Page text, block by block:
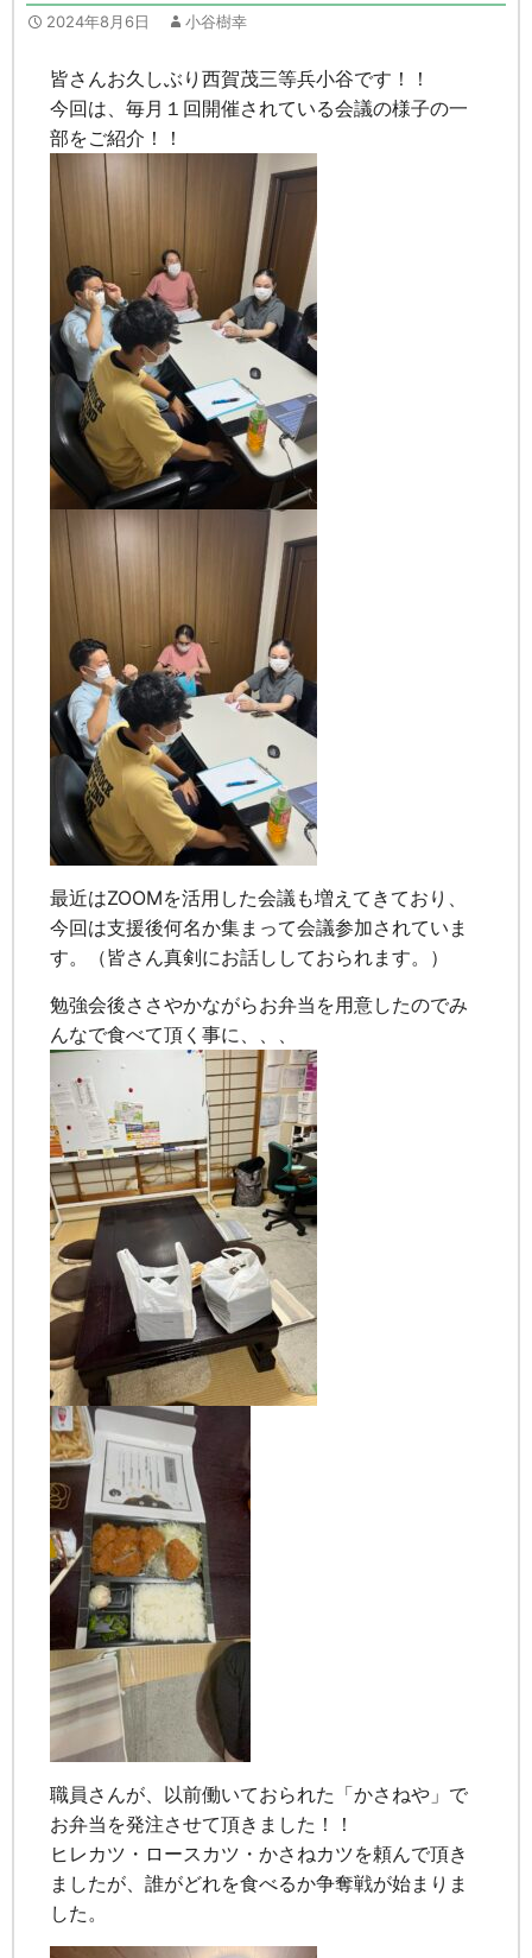
2024年8月6日 小谷樹幸
皆さんお久しぶり西賀茂三等兵小谷です！！
今回は、毎月１回開催されている会議の様子の一
部をご紹介！！
最近はZOOMを活用した会議も増えてきており、
今回は支援後何名か集まって会議参加されていま
す。（皆さん真剣にお話ししておられます。）
勉強会後ささやかながらお弁当を用意したのでみ
んなで食べて頂く事に、、、
職員さんが、以前働いておられた「かさねや」で
お弁当を発注させて頂きました！！
ヒレカツ・ロースカツ・かさねカツを頼んで頂き
ましたが、誰がどれを食べるか争奪戦が始まりま
した。